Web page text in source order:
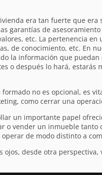
era tan fuerte que
garantías de
etc. La pertenencia
de conocimiento, etc. En
la información que
o después lo hará,
no es opcional, es
como cerrar una
un importante papel
o vender un inmueble
de modo distinto a
ojos, desde otra